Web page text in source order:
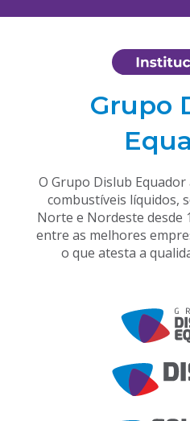
Grupo
O Grupo Dislub
combustíveis líquidos,
Norte e Nordeste desde
entre as melhores
o que atesta a